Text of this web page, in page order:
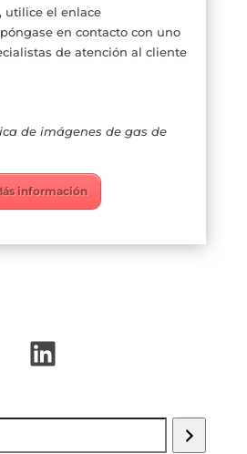
utilice el enlace
en contacto con uno
de atención al cliente
de imágenes de gas de
información
LinkedIn